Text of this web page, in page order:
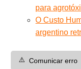
para
O Custo
argentino
⚠️ Comunicar erro